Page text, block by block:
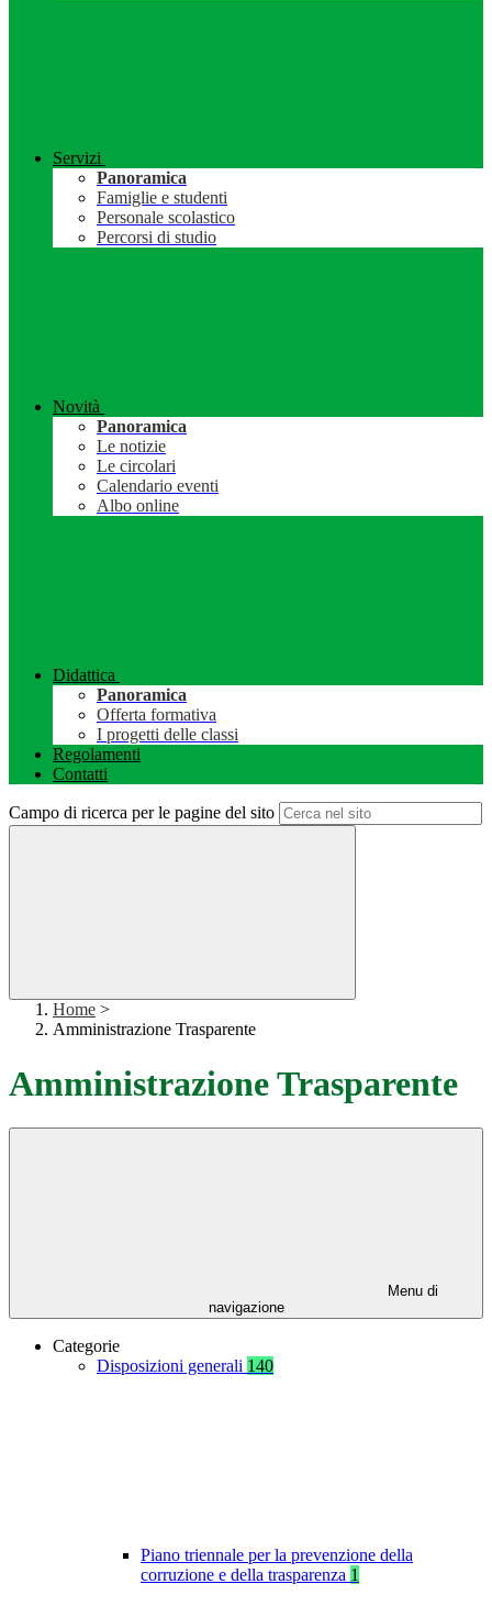
Servizi
Panoramica
Famiglie e studenti
Personale scolastico
Percorsi di studio
Novità
Panoramica
Le notizie
Le circolari
Calendario eventi
Albo online
Didattica
Panoramica
Offerta formativa
I progetti delle classi
Regolamenti
Contatti
Campo di ricerca per le pagine del sito
Home >
Amministrazione Trasparente
Amministrazione Trasparente
Menu di
navigazione
Categorie
Disposizioni generali 140
Piano triennale per la prevenzione della
corruzione e della trasparenza 1